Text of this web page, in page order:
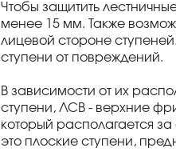
Чтобы защитить
менее 15 мм. Также
лицевой стороне
ступени от повреждений.
В зависимости от их
ступени, ЛСВ - верхние
который располагается
это плоские ступени,